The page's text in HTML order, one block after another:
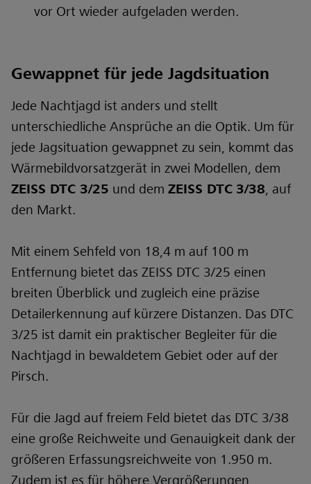
vor Ort wieder aufgeladen werden.
Gewappnet für jede Jagdsituation
Jede Nachtjagd ist anders und stellt
unterschiedliche Ansprüche an die Optik. Um für
jede Jagsituation gewappnet zu sein, kommt das
Wärmebildvorsatzgerät in zwei Modellen, dem
ZEISS DTC 3/25 und dem ZEISS DTC 3/38, auf
den Markt.
Mit einem Sehfeld von 18,4 m auf 100 m
Entfernung bietet das ZEISS DTC 3/25 einen
breiten Überblick und zugleich eine präzise
Detailerkennung auf kürzere Distanzen. Das DTC
3/25 ist damit ein praktischer Begleiter für die
Nachtjagd in bewaldetem Gebiet oder auf der
Pirsch.
Für die Jagd auf freiem Feld bietet das DTC 3/38
eine große Reichweite und Genauigkeit dank der
größeren Erfassungsreichweite von 1.950 m.
Zudem ist es für höhere Vergrößerungen